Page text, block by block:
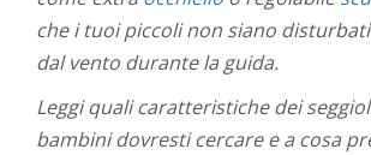
che i tuoi piccoli non siano
dal vento durante la guida.
Leggi quali caratteristiche dei
bambini dovresti cercare e a cosa